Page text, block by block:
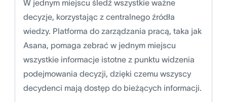
W jednym miejscu śledź wszystkie ważne
decyzje, korzystając z centralnego źródła
wiedzy. Platforma do zarządzania pracą, taka jak
Asana, pomaga zebrać w jednym miejscu
wszystkie informacje istotne z punktu widzenia
podejmowania decyzji, dzięki czemu wszyscy
decydenci mają dostęp do bieżących informacji.